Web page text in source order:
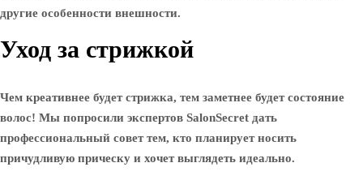
другие особенности внешности.
Уход за стрижкой
Чем креативнее будет стрижка, тем заметнее будет состояние
волос! Мы попросили экспертов SalonSecret дать
профессиональный совет тем, кто планирует носить
причудливую прическу и хочет выглядеть идеально.